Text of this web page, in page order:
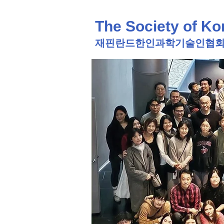
The Society of
재핀란드한인과학기술인협